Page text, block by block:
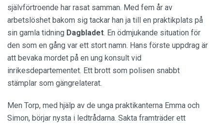
självförtroende har rasat samman. Med fem år av
arbetslöshet bakom sig tackar han ja till en praktikplats på
sin gamla tidning Dagbladet. En ödmjukande situation för
den som en gång var ett stort namn. Hans förste uppdrag är
att bevaka mordet på en ung konsult vid
inrikesdepartementet. Ett brott som polisen snabbt
stämplar som gängrelaterat.
Men Torp, med hjälp av de unga praktikanterna Emma och
Simon, börjar nysta i ledtrådarna. Sakta framträder ett